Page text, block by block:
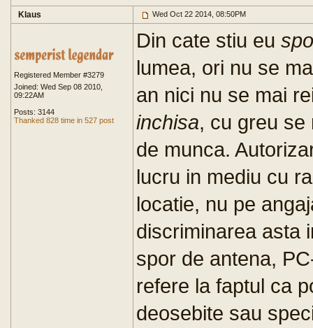
Klaus Wed Oct 22 2014, 08:50PM
Registered Member #3279
Joined: Wed Sep 08 2010,
09:22AM
Posts: 3144
Thanked 828 time in 527 post
Din cate stiu eu
lumea, ori nu se
an nici nu se mai
inchisa, cu greu se
de munca.
lucru in mediu cu
locatie, nu pe
discriminarea asta
spor de antena,
refere la faptul ca
deosebite sau